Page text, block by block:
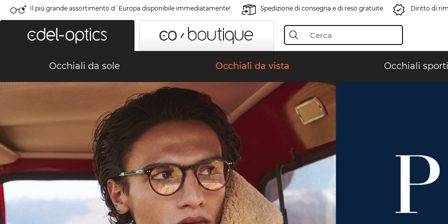
Il piú grande assortimento d´Europa disponibile immediatamente! Spedizione di consegna e di reso gratuite Diritto di
Occhiali da sole Occhiali da vista Occhiali